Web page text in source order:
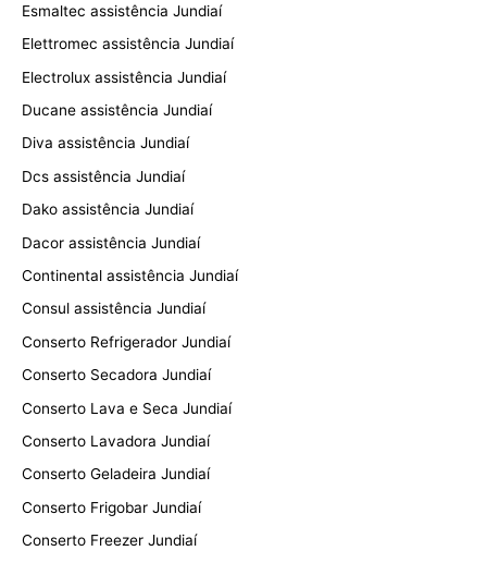
Esmaltec assistência Jundiaí
Elettromec assistência Jundiaí
Electrolux assistência Jundiaí
Ducane assistência Jundiaí
Diva assistência Jundiaí
Dcs assistência Jundiaí
Dako assistência Jundiaí
Dacor assistência Jundiaí
Continental assistência Jundiaí
Consul assistência Jundiaí
Conserto Refrigerador Jundiaí
Conserto Secadora Jundiaí
Conserto Lava e Seca Jundiaí
Conserto Lavadora Jundiaí
Conserto Geladeira Jundiaí
Conserto Frigobar Jundiaí
Conserto Freezer Jundiaí